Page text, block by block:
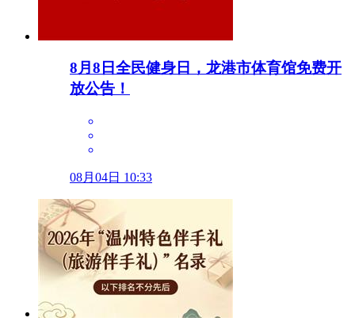
8月8日全民健身日，龙港市体育馆免费开
放公告！
08月04日 10:33